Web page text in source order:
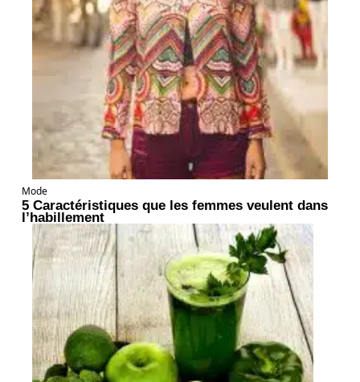
Mode
5 Caractéristiques que les femmes veulent dans
l’habillement